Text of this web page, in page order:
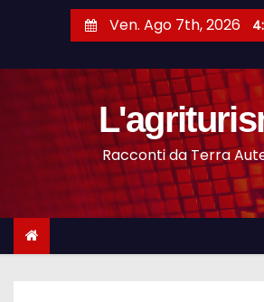
o
Ven. Ago 7th, 2026
Racconti da Terra